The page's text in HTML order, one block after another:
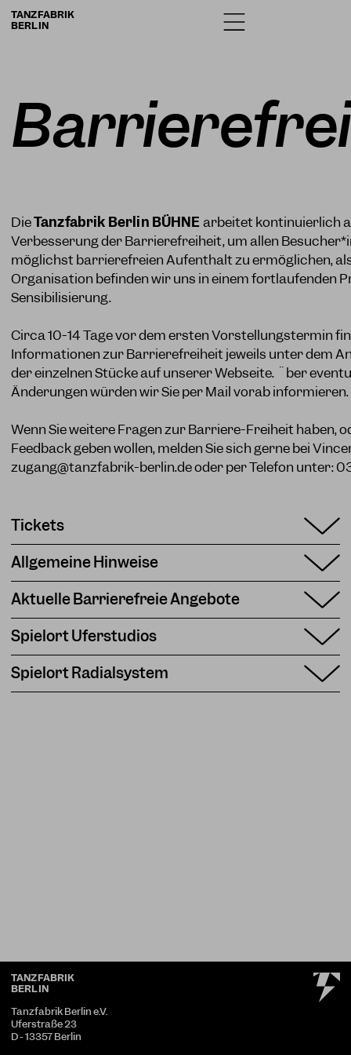
TANZFABRIK
BERLIN
DieTanzfabrik Berlin BÜHNEarbeitet kontinuierlich
Verbesserung der Barrierefreiheit, um allen
möglichst barrierefreien Aufenthalt zu ermöglichen,
Organisation befinden wir uns in einem fortlaufenden
Sensibilisierung.
Circa 10-14 Tage vor dem ersten Vorstellungstermin
Informationen zur Barrierefreiheit jeweils unter dem
der einzelnen Stücke auf unserer Webseite. Über
Änderungen würden wir Sie per Mail vorab informieren.
Wenn Sie weitere Fragen zur Barriere-Freiheit haben,
Feedback geben wollen, melden Sie sich gerne bei
zugang@tanzfabrik-berlin.deoder per Telefon unter:
Tickets
Allgemeine Hinweise
Aktuelle Barrierefreie Angebote
Spielort Uferstudios
Spielort Radialsystem
TANZFABRIK
BERLIN
Tanzfabrik Berlin e.V.
Uferstraße 23
D - 13357 Berlin